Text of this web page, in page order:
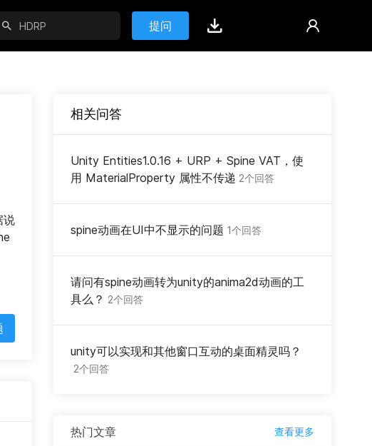
提问
说
相关问答
Unity Entities1.0.16 + URP + Spine VAT，使
用 MaterialProperty 属性不传递 2个回答
spine动画在UI中不显示的问题 1个回答
请问有spine动画转为unity的anima2d动画的工
具么？ 2个回答
unity可以实现和其他窗口互动的桌面精灵吗？
2个回答
热门文章 查看更多